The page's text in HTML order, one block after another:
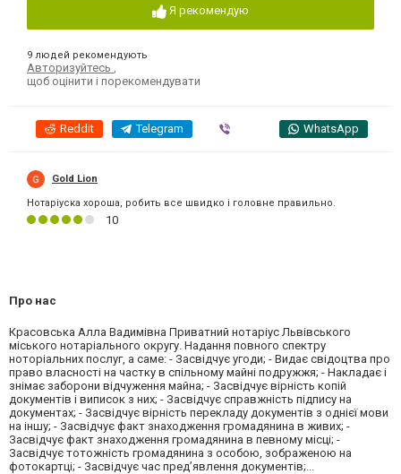
Я рекомендую
9 людей рекомендують
Авторизуйтесь
щоб оцінити і порекомендувати
Reddit Telegram WhatsApp
Gold Lion
Нотаріуска хороша, робить все швидко і головне правильно.
10
Про нас
Красовська Алла Вадимівна Приватний нотаріус Львівського
міського нотаріального округу. Надання повного спектру
ноторіальних послуг, а саме: - Засвідчує угоди; - Видає свідоцтва про
право власності на частку в спільному майні подружжя; - Накладає і
знімає заборони відчуження майна; - Засвідчує вірність копій
документів і виписок з них; - Засвідчує справжність підпису на
документах; - Засвідчує вірність перекладу документів з однієї мови
на іншу; - Засвідчує факт знаходження громадянина в живих; -
Засвідчує факт знаходження громадянина в певному місці; -
Засвідчує тотожність громадянина з особою, зображеною на
фотокартці; - Засвідчує час пред’явлення документів;...